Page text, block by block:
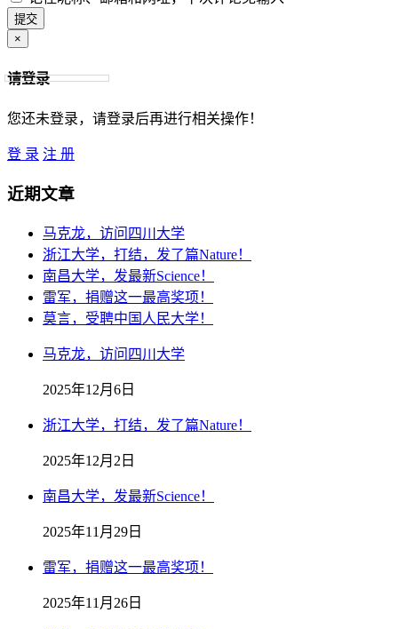
×
请登录
您还未登录，请登录后再进行相关操作！
登 录 注 册
近期文章
马克龙，访问四川大学
浙江大学，打结，发了篇Nature！
南昌大学，发最新Science！
雷军，捐赠这一最高奖项！
莫言，受聘中国人民大学！
马克龙，访问四川大学
2025年12月6日
浙江大学，打结，发了篇Nature！
2025年12月2日
南昌大学，发最新Science！
2025年11月29日
雷军，捐赠这一最高奖项！
2025年11月26日